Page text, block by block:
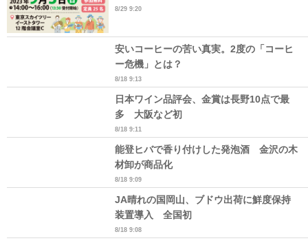
8/29 9:20
安いコーヒーの苦い真実。2度の「コーヒ
ー危機」とは？
8/18 9:13
日本ワイン品評会、金賞は長野10点で最
多 大阪など初
8/18 9:11
能登ヒバで香り付けした発泡酒 金沢の木
材卸が商品化
8/18 9:09
JA晴れの国岡山、ブドウ出荷に鮮度保持
装置導入 全国初
8/18 9:08